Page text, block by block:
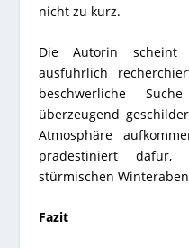
nicht zu kurz.
Die Autorin
ausführlich
beschwerliche
überzeugend
Atmosphäre
prädestiniert
stürmischen
Fazit